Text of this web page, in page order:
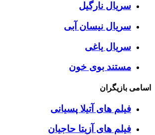
سریال نارگیل
سریال نیسان آبی
سریال یاغی
مستند بوی خون
اسامی بازیگران
فیلم های آتیلا پسیانی
فیلم های آزیتا حاجیان